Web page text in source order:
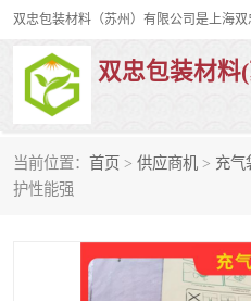
双忠包装材料
当前位置： 首页 > 供应商机 > 充气
护性能强
打孔缠绕膜
裹包网兜